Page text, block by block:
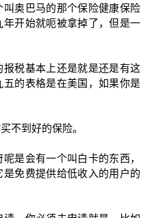
奥巴马的那个保险健康保险
开始就呃被拿掉了，但是一
税基本上还是就是还是有这
的表格是在美国，如果你是
不到好的保险。
是会有一个叫白卡的东西，
免费提供给低收入的用户的